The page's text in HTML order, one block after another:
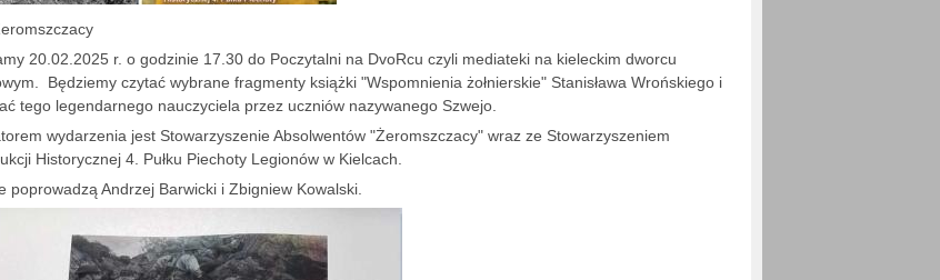
20.02.2025 r. o godzinie 17.30 do Poczytalni na DvoRcu czyli mediateki na kieleckim dworcu
Będziemy czytać wybrane fragmenty książki "Wspomnienia żołnierskie" Stanisława Wrońskiego i
tego legendarnego nauczyciela przez uczniów nazywanego Szwejo.
wydarzenia jest Stowarzyszenie Absolwentów "Żeromszczacy" wraz ze Stowarzyszeniem
Historycznej 4. Pułku Piechoty Legionów w Kielcach.
poprowadzą Andrzej Barwicki i Zbigniew Kowalski.